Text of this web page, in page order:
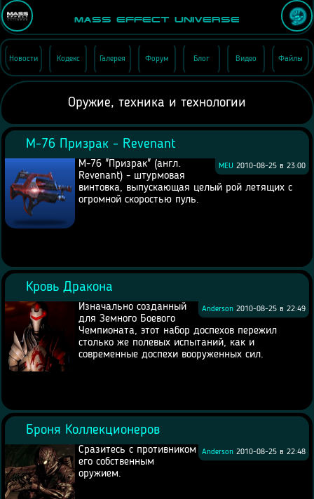
Mass Effect Universe
Новости Кодекс Галерея Форум Блог Видео Файлы
Оружие, техника и технологии
М-76 Призрак - Revenant
MEU 2010-08-25 в 23:00
М-76 "Призрак" (англ.
Revenant) - штурмовая
винтовка, выпускающая целый рой летящих с
огромной скоростью пуль.
Кровь Дракона
Anderson 2010-08-25 в 22:49
Изначально созданный
для Земного Боевого
Чемпионата, этот набор доспехов пережил
столько же полевых испытаний, как и
современные доспехи вооруженных сил.
Броня Коллекционеров
Anderson 2010-08-25 в 22:48
Сразитесь с противником
его собственным
оружием.